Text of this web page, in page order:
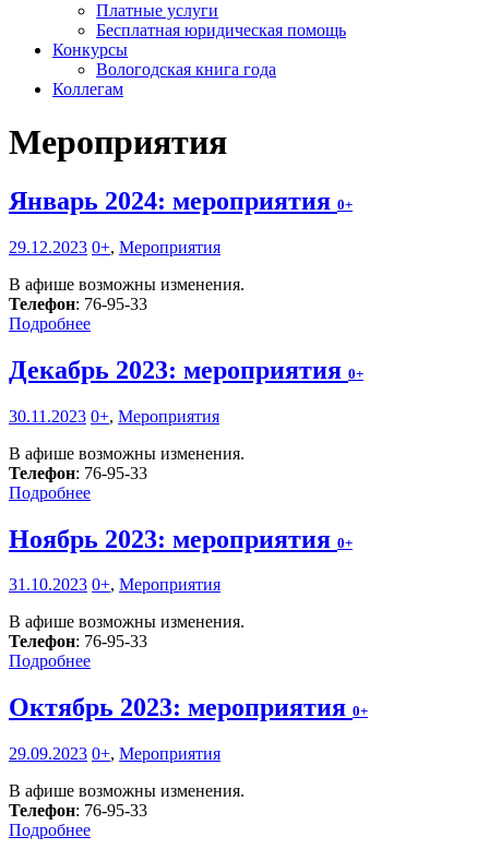
Платные услуги
Бесплатная юридическая помощь
Конкурсы
Вологодская книга года
Коллегам
Мероприятия
Январь 2024: мероприятия 0+
29.12.2023 0+, Мероприятия
В афише возможны изменения.
Телефон: 76-95-33
Подробнее
Декабрь 2023: мероприятия 0+
30.11.2023 0+, Мероприятия
В афише возможны изменения.
Телефон: 76-95-33
Подробнее
Ноябрь 2023: мероприятия 0+
31.10.2023 0+, Мероприятия
В афише возможны изменения.
Телефон: 76-95-33
Подробнее
Октябрь 2023: мероприятия 0+
29.09.2023 0+, Мероприятия
В афише возможны изменения.
Телефон: 76-95-33
Подробнее